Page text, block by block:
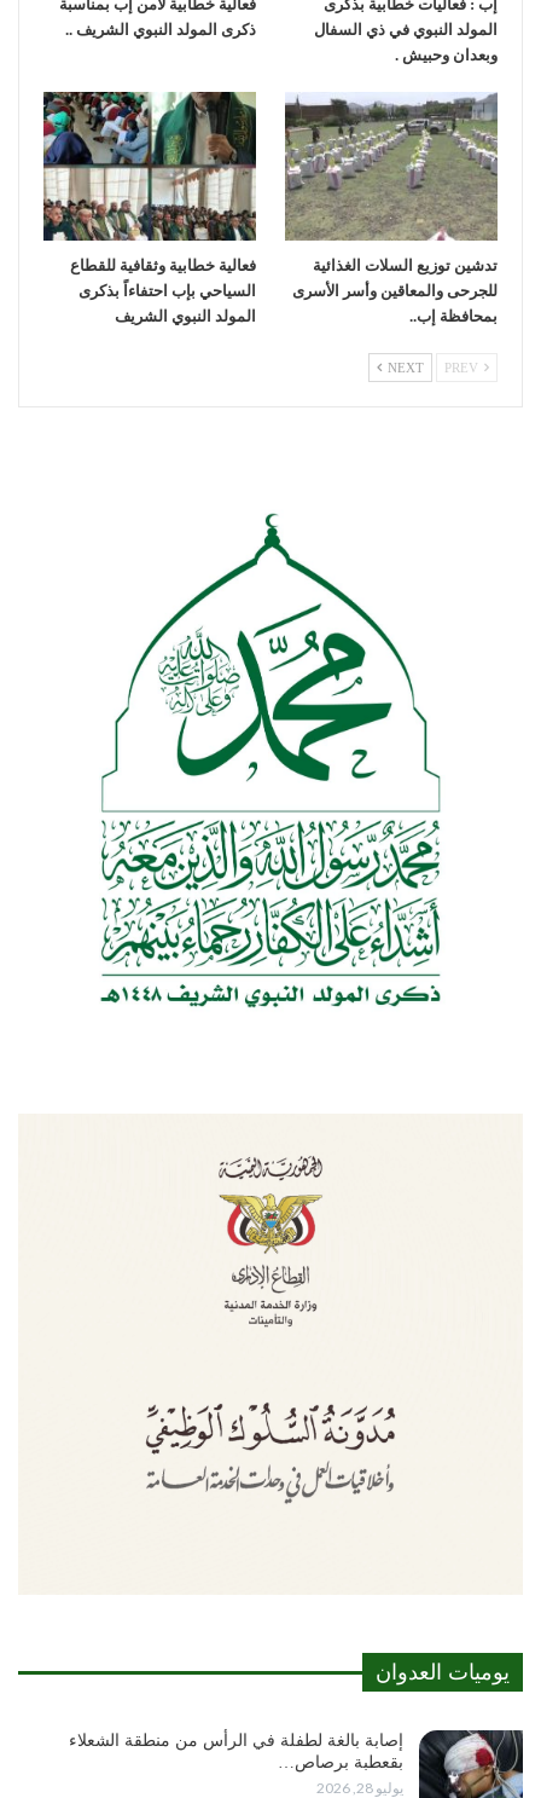
إب : فعاليات خطابية بذكرى
المولد النبوي في ذي السفال
وبعدان وحبيش .
فعالية خطابية لأمن إب بمناسبة
ذكرى المولد النبوي الشريف ..
تدشين توزيع السلات الغذائية
للجرحى والمعاقين وأسر الأسرى
بمحافظة إب..
فعالية خطابية وثقافية للقطاع
السياحي بإب احتفاءاً بذكرى
المولد النبوي الشريف
NEXT
يوميات العدوان
إصابة بالغة لطفلة في الرأس من منطقة الشعلاء
بقعطبة برصاص…
يوليو 28, 2026